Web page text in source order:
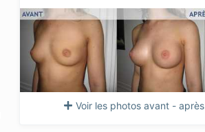
Voir les photos avant - après